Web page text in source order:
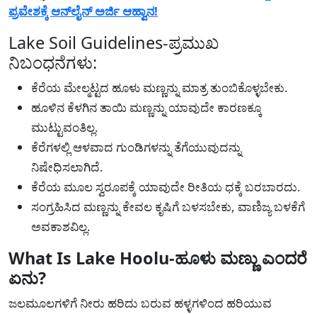
ಪ್ರವೇಶಕ್ಕೆ ಆನ್‌ಲೈನ್ ಅರ್ಜಿ ಆಹ್ವಾನ!
Lake Soil Guidelines-ಪ್ರಮುಖ
ನಿಬಂಧನೆಗಳು:
ಕೆರೆಯ ಮೇಲ್ಮಟ್ಟದ ಹೂಳು ಮಣ್ಣನ್ನು ಮಾತ್ರ ತುಂಬಿಕೊಳ್ಳಬೇಕು.
ಹೂಳಿನ ಕೆಳಗಿನ ತಾಯಿ ಮಣ್ಣನ್ನು ಯಾವುದೇ ಕಾರಣಕ್ಕೂ
ಮುಟ್ಟುವಂತಿಲ್ಲ.
ಕೆರೆಗಳಲ್ಲಿ ಆಳವಾದ ಗುಂಡಿಗಳನ್ನು ತೆಗೆಯುವುದನ್ನು
ನಿಷೇಧಿಸಲಾಗಿದೆ.
ಕೆರೆಯ ಮೂಲ ಸ್ವರೂಪಕ್ಕೆ ಯಾವುದೇ ರೀತಿಯ ಧಕ್ಕೆ ಬರಬಾರದು.
ಸಂಗ್ರಹಿಸಿದ ಮಣ್ಣನ್ನು ಕೇವಲ ಕೃಷಿಗೆ ಬಳಸಬೇಕು, ವಾಣಿಜ್ಯ ಬಳಕೆಗೆ
ಅವಕಾಶವಿಲ್ಲ.
What Is Lake Hoolu-ಹೂಳು ಮಣ್ಣು ಎಂದರೆ
ಏನು?
ಜಲಮೂಲಗಳಿಗೆ ನೀರು ಹರಿದು ಬರುವ ಹಳ್ಳಗಳಿಂದ ಹರಿಯುವ